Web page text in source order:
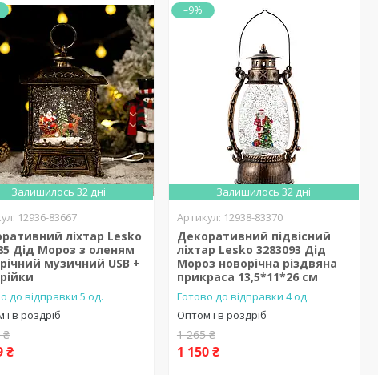
Залишилось 32 дні
12936-83667
ліхтар Lesko
Дід Мороз з оленям
музичний USB +
до відправки 5 од.
і в роздріб
₴
₴
–9%
Залишилось 32 дні
12938-83370
Декоративний підвісний
ліхтар Lesko 3283093 Дід
Мороз новорічна різдвяна
прикраса 13,5*11*26 см
Готово до відправки 4 од.
Оптом і в роздріб
1 265 ₴
1 150 ₴